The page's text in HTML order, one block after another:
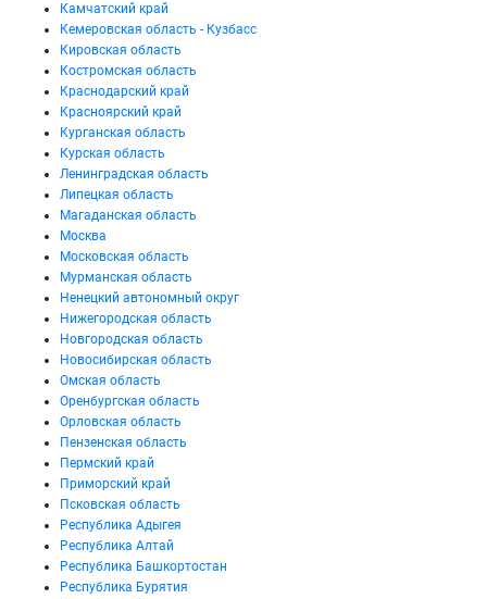
Камчатский край
Кемеровская область - Кузбасс
Кировская область
Костромская область
Краснодарский край
Красноярский край
Курганская область
Курская область
Ленинградская область
Липецкая область
Магаданская область
Москва
Московская область
Мурманская область
Ненецкий автономный округ
Нижегородская область
Новгородская область
Новосибирская область
Омская область
Оренбургская область
Орловская область
Пензенская область
Пермский край
Приморский край
Псковская область
Республика Адыгея
Республика Алтай
Республика Башкортостан
Республика Бурятия